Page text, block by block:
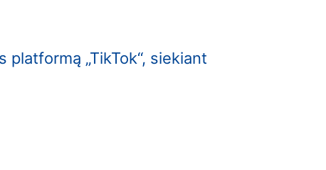
„TikTok“, siekiant